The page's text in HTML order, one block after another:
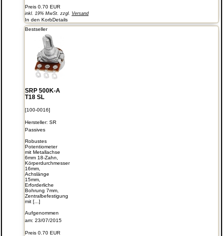
Preis 0.70 EUR
inkl. 19% MwSt. zzgl. Versand
In den KorbDetails
Bestseller
SRP 500K-A
T18 SL
[100-0016]
Hersteller: SR
Passives
Robustes
Potentiometer
mit Metallachse
6mm 18-Zahn,
Körperdurchmesser
16mm,
Achslänge
15mm,
Erforderliche
Bohrung 7mm,
Zentralbefestigung
mit [...]
Aufgenommen
am: 23/07/2015
Preis 0.70 EUR